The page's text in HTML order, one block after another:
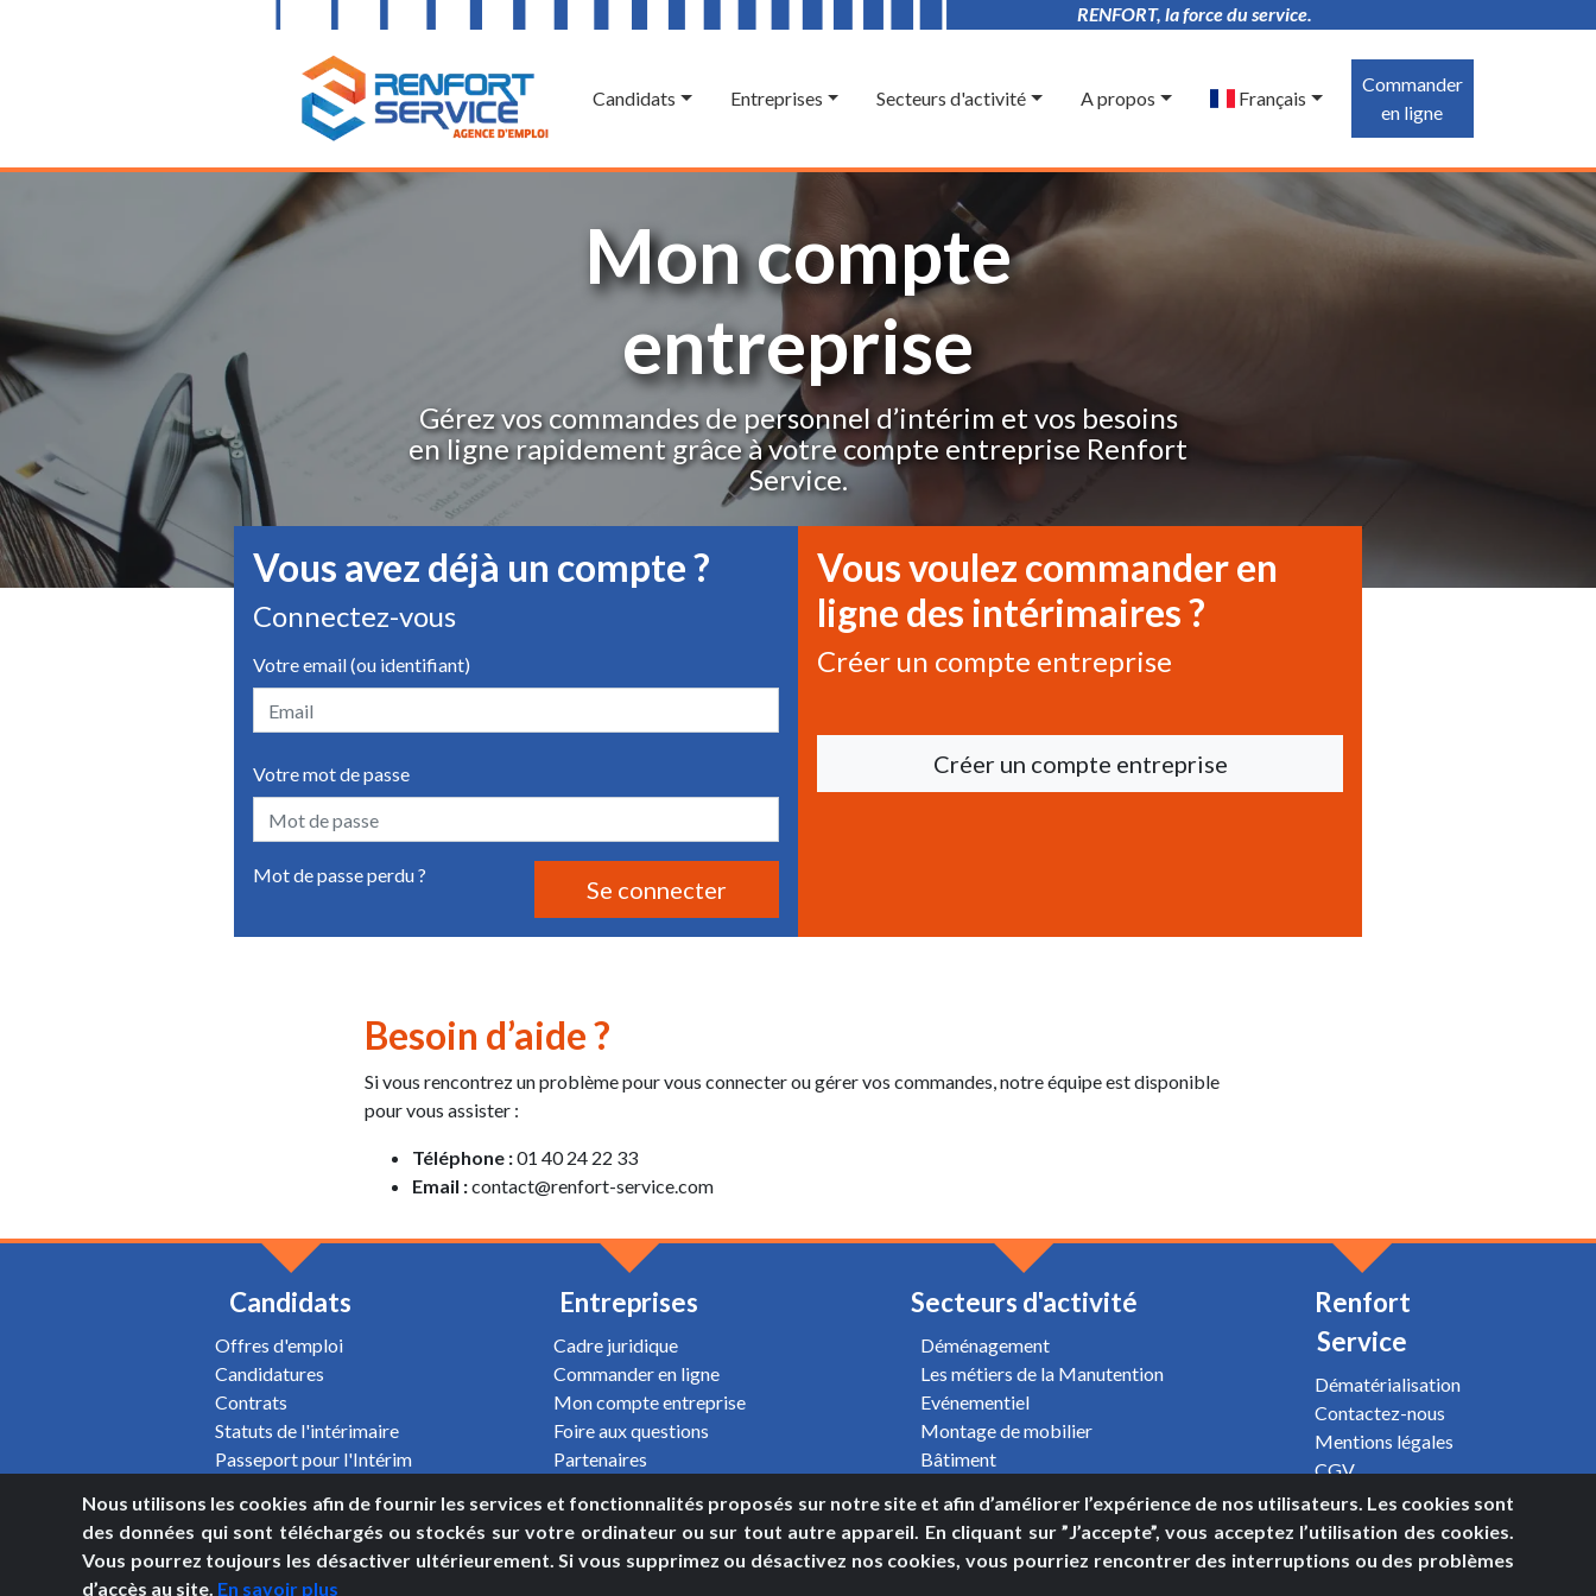
RENFORT, la force du service.
Candidats Entreprises Secteurs d'activité A propos Français
Commander
en ligne
Mon compte
entreprise
Gérez vos commandes de personnel d’intérim et vos besoins
en ligne rapidement grâce à votre compte entreprise Renfort
Service.
Vous avez déjà un compte ?
Connectez-vous
Votre email (ou identifiant)
Votre mot de passe
Mot de passe perdu ?
Se connecter
Vous voulez commander en
ligne des intérimaires ?
Créer un compte entreprise
Créer un compte entreprise
Besoin d’aide ?
Si vous rencontrez un problème pour vous connecter ou gérer vos commandes, notre équipe est disponible
pour vous assister :
Téléphone :01 40 24 22 33
Email :contact@renfort-service.com
Candidats
Offres d'emploi
Candidatures
Contrats
Statuts de l'intérimaire
Passeport pour l'Intérim
Entreprises
Cadre juridique
Commander en ligne
Mon compte entreprise
Foire aux questions
Partenaires
Secteurs d'activité
Déménagement
Les métiers de la Manutention
Evénementiel
Montage de mobilier
Bâtiment
Renfort
Service
Dématérialisation
Contactez-nous
Mentions légales
CGV
Plan du site
© Renfort Service 2020. Tous droits réservés.
Nous utilisons les cookies afin de fournir les services et fonctionnalités proposés sur notre site et afin d’améliorer l’expérience de nos utilisateurs. Les cookies sont
des données qui sont téléchargés ou stockés sur votre ordinateur ou sur tout autre appareil. En cliquant sur ”J’accepte”, vous acceptez l’utilisation des cookies.
Vous pourrez toujours les désactiver ultérieurement. Si vous supprimez ou désactivez nos cookies, vous pourriez rencontrer des interruptions ou des problèmes
d’accès au site. En savoir plus